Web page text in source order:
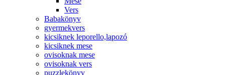
Vers
Babakönyv
gyermekvers
kicsiknek leporello,lapozó
kicsiknek mese
ovisoknak mese
ovisoknak vers
puzzlekönyv